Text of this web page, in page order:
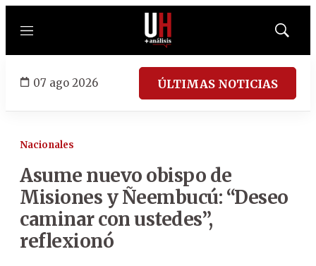
Menú
Mostrar
07 ago 2026 ÚLTIMAS NOTICIAS
Nacionales
Asume nuevo obispo de
Misiones y Ñeembucú: “Deseo
caminar con ustedes”,
reflexionó